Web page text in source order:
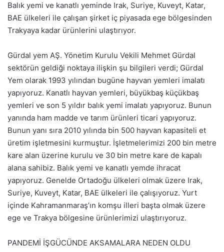
Balık yemi ve kanatlı yeminde Irak, Suriye, Kuveyt, Katar,
BAE ülkeleri ile çalışan şirket iç piyasada ege bölgesinden
Trakyaya kadar ürünlerini ulaştırıyor.
Gürdal yem AŞ. Yönetim Kurulu Vekili Mehmet Gürdal
sektörün geldiği noktaya ilişkin şu bilgileri verdi; Gürdal
Yem olarak 1993 yılından bugüne hayvan yemleri imalatı
yapıyoruz. Kanatlı hayvan yemleri, büyükbaş küçükbaş
yemleri ve son 5 yıldır balık yemi imalatı yapıyoruz. Bunun
yanında ham madde ve tarım ürünleri ticari yapıyoruz.
Bunun yanı sıra 2010 yılında bin 500 hayvan kapasiteli et
üretim işletmesini kurmuştur. İşletmelerimizi 200 bin metre
kare alan üzerine kurulu ve 30 bin metre kare de kapalı
alana sahibiz. Balık yemi ve kanatlı yemde ihracat
yapıyoruz. Genelde Ortadoğu ülkeleri olmak üzere Irak,
Suriye, Kuveyt, Katar, BAE ülkeleri ile çalışıyoruz. Yurt
içinde Kahramanmaraş’ın komşu illeri başta olmak üzere
ege ve Trakya bölgesine ürünlerimizi ulaştırıyoruz.
PANDEMİ İŞGÜCÜNDE AKSAMALARA NEDEN OLDU